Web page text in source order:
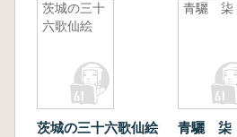
茨城の三十
六歌仙絵
茨城の三十六歌仙絵
青驪 柒
青驪 柒